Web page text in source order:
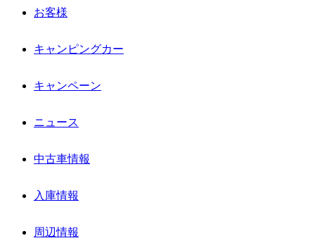
お客様
キャンピングカー
キャンペーン
ニュース
中古車情報
入庫情報
周辺情報